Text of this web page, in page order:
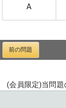
A
前の問題
(会員限定)当問題